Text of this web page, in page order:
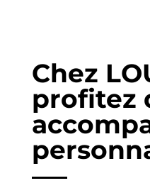
Chez
profitez